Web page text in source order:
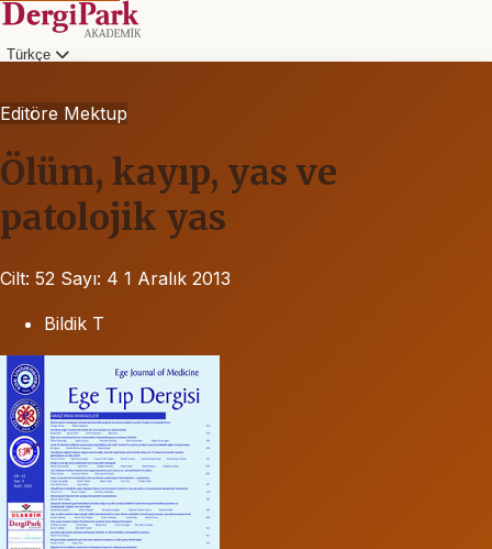
Türkçe
Editöre Mektup
Ölüm, kayıp, yas ve
patolojik yas
Cilt: 52 Sayı: 4 1 Aralık 2013
Bildik T